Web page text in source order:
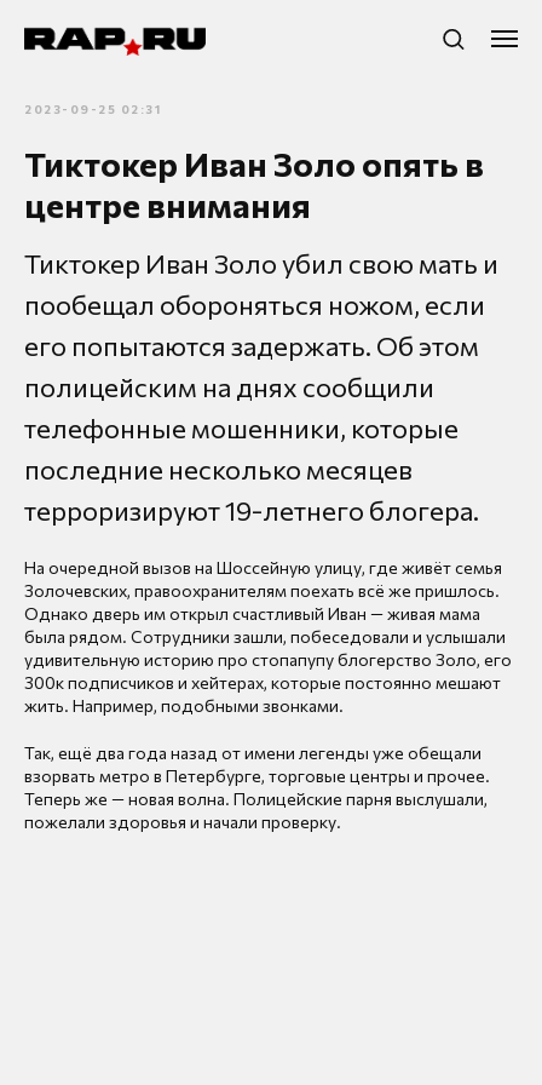
2023-09-25 02:31
Тиктокер Иван Золо опять в
центре внимания
Тиктокер Иван Золо убил свою мать и
пообещал обороняться ножом, если
его попытаются задержать. Об этом
полицейским на днях сообщили
телефонные мошенники, которые
последние несколько месяцев
терроризируют 19-летнего блогера.
На очередной вызов на Шоссейную улицу, где живёт семья
Золочевских, правоохранителям поехать всё же пришлось.
Однако дверь им открыл счастливый Иван — живая мама
была рядом. Сотрудники зашли, побеседовали и услышали
удивительную историю про стопапупу блогерство Золо, его
300к подписчиков и хейтерах, которые постоянно мешают
жить. Например, подобными звонками.
Так, ещё два года назад от имени легенды уже обещали
взорвать метро в Петербурге, торговые центры и прочее.
Теперь же — новая волна. Полицейские парня выслушали,
пожелали здоровья и начали проверку.